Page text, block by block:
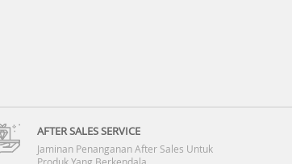
AFTER SALES SERVICE
Jaminan Penanganan After Sales Untuk